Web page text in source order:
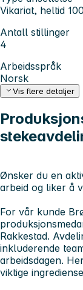
Vikariat, heltid
Antall stillinger
4
Arbeidsspråk
Norsk
Vis flere detaljer
Ønsker du en
arbeid og liker å
For vår kunde
Rakkestad.
inkluderende
arbeidsdagen.
viktige